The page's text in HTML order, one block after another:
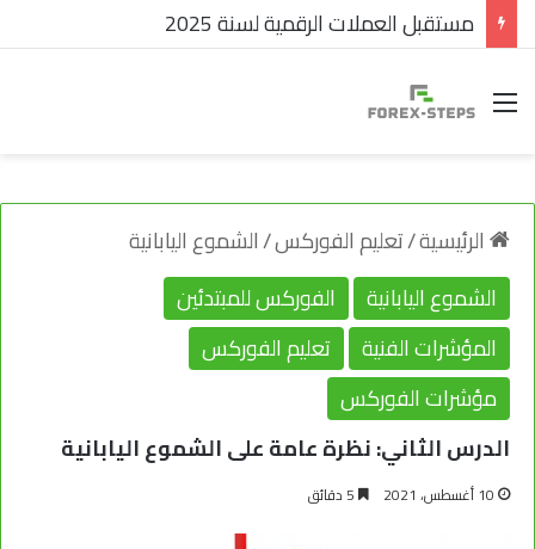
مستقبل العملات الرقمية لسنة 2025
القائمة
الرئيسية/تعليم الفوركس/الشموع اليابانية
الشموع اليابانية
الفوركس للمبتدئين
المؤشرات الفنية
تعليم الفوركس
مؤشرات الفوركس
الدرس الثاني: نظرة عامة على الشموع اليابانية
10 أغسطس، 2021